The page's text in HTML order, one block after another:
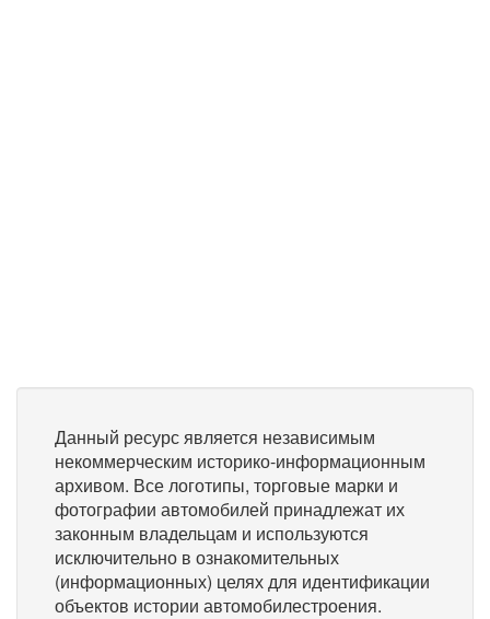
Данный ресурс является независимым
некоммерческим историко-информационным
архивом. Все логотипы, торговые марки и
фотографии автомобилей принадлежат их
законным владельцам и используются
исключительно в ознакомительных
(информационных) целях для идентификации
объектов истории автомобилестроения.